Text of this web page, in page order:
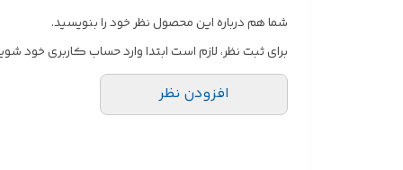
شما هم درباره این محصول نظر خود را بنویسید.
برای ثبت نظر، لازم است ابتدا وارد حساب کاربری خود
افزودن نظر